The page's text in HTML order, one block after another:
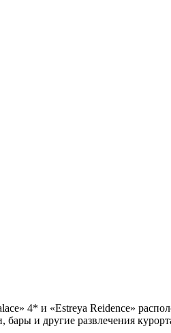
4* и «Estreya Reidence»
бары и другие развлечения